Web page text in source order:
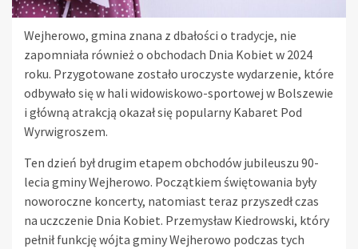
Wejherowo, gmina znana z dbałości o tradycje, nie
zapomniała również o obchodach Dnia Kobiet w 2024
roku. Przygotowane zostało uroczyste wydarzenie, które
odbywało się w hali widowiskowo-sportowej w Bolszewie
i główną atrakcją okazał się popularny Kabaret Pod
Wyrwigroszem.
Ten dzień był drugim etapem obchodów jubileuszu 90-
lecia gminy Wejherowo. Początkiem świętowania były
noworoczne koncerty, natomiast teraz przyszedł czas
na uczczenie Dnia Kobiet. Przemysław Kiedrowski, który
pełnił funkcję wójta gminy Wejherowo podczas tych